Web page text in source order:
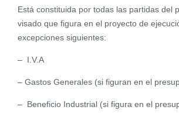
Está constituida por todas las partidas del
visado que figura en el proyecto de
excepciones siguientes:
– I.V.A
– Gastos Generales (si figuran en el
– Beneficio Industrial (si figura en el